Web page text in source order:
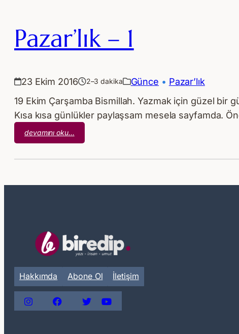
Pazar’lık – 1
23 Ekim 2016 2–3 dakika Günce • Pazar’lık
19 Ekim Çarşamba Bismillah. Yazmak için güzel bir
Kısa kısa günlükler paylaşsam mesela sayfamda.
devamını oku…:
Pazar’lık
Hakkımda Abone Ol İletişim